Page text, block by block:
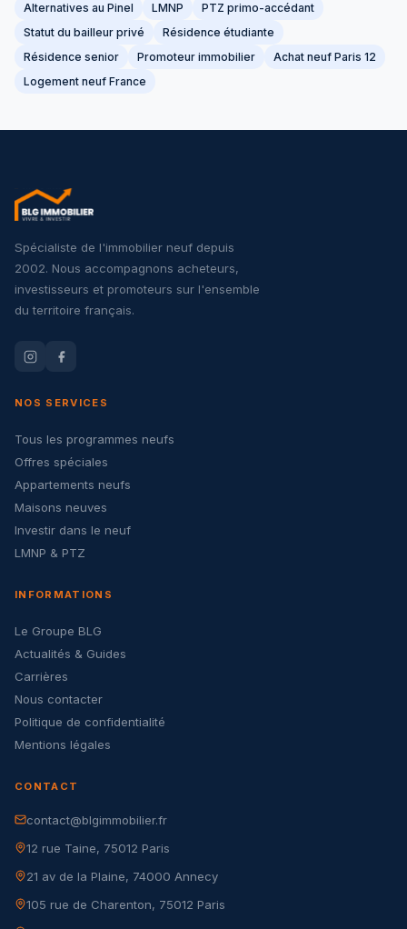
Alternatives au Pinel
LMNP
PTZ primo-accédant
Statut du bailleur privé
Résidence étudiante
Résidence senior
Promoteur immobilier
Achat neuf Paris 12
Logement neuf France
Spécialiste de l'immobilier neuf depuis
2002. Nous accompagnons acheteurs,
investisseurs et promoteurs sur l'ensemble
du territoire français.
NOS SERVICES
Tous les programmes neufs
Offres spéciales
Appartements neufs
Maisons neuves
Investir dans le neuf
LMNP & PTZ
INFORMATIONS
Le Groupe BLG
Actualités & Guides
Carrières
Nous contacter
Politique de confidentialité
Mentions légales
CONTACT
contact@blgimmobilier.fr
12 rue Taine, 75012 Paris
21 av de la Plaine, 74000 Annecy
105 rue de Charenton, 75012 Paris